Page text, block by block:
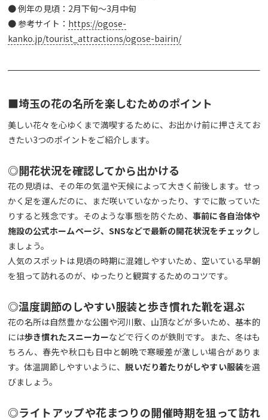
● 例年の見頃：2月下旬～3月中旬
● 参考サイト： https://ogose-
kanko.jp/tourist_attractions/ogose-bairin/
■埼玉の花の名所を楽しむためのポイント
美しい花々を心ゆくまで満喫するために、お出かけ前に押さえてお
きたい3つのポイントをご紹介します。
◎開花状況を確認してから出かける
花の見頃は、その年の気温や天候によって大きく前後します。せっ
かく足を運んだのに、まだ咲いていなかったり、すでに散っていた
りすると残念です。そのような事態を防ぐため、事前に各自治体や
施設の公式ホームページ、 SNSなどで最新の開花状況をチェック し
ましょう。
人気のスポットは見頃の時期に混雑しやすいため、空いている早朝
を狙って訪れるのが、ゆったりと観賞するためのコツです。
◎温度調節のしやすい服装と歩き慣れた靴を選ぶ
花の名所は自然豊かな公園や河川敷、山頂などが多いため、基本的
には歩き慣れたスニーカーなどで行くのが鉄則です。また、冬はも
ちろん、春先や秋口も日中と朝晩で寒暖差が激しい場合がありま
す。体温調節しやすいように、 脱いだり着たりがしやすい服装を選
びましょう。
◎ライトアップや花まつりの開催時期を狙って訪れ